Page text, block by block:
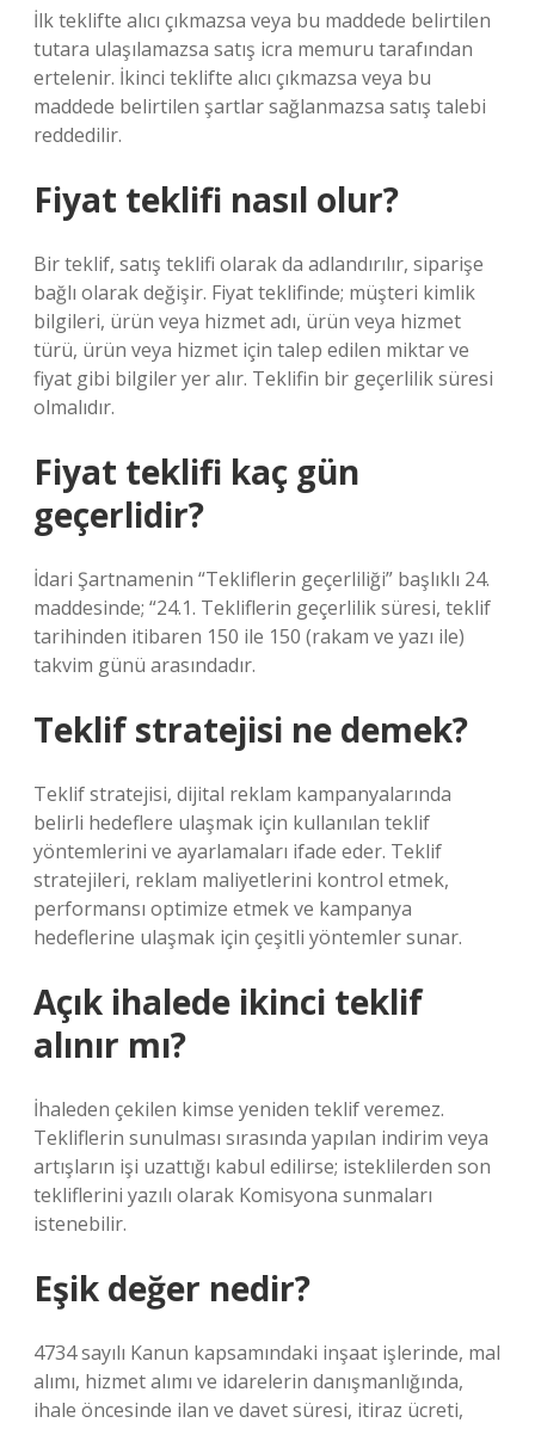
İlk teklifte alıcı çıkmazsa veya bu maddede belirtilen
tutara ulaşılamazsa satış icra memuru tarafından
ertelenir. İkinci teklifte alıcı çıkmazsa veya bu
maddede belirtilen şartlar sağlanmazsa satış talebi
reddedilir.
Fiyat teklifi nasıl olur?
Bir teklif, satış teklifi olarak da adlandırılır, siparişe
bağlı olarak değişir. Fiyat teklifinde; müşteri kimlik
bilgileri, ürün veya hizmet adı, ürün veya hizmet
türü, ürün veya hizmet için talep edilen miktar ve
fiyat gibi bilgiler yer alır. Teklifin bir geçerlilik süresi
olmalıdır.
Fiyat teklifi kaç gün
geçerlidir?
İdari Şartnamenin “Tekliflerin geçerliliği” başlıklı 24.
maddesinde; “24.1. Tekliflerin geçerlilik süresi, teklif
tarihinden itibaren 150 ile 150 (rakam ve yazı ile)
takvim günü arasındadır.
Teklif stratejisi ne demek?
Teklif stratejisi, dijital reklam kampanyalarında
belirli hedeflere ulaşmak için kullanılan teklif
yöntemlerini ve ayarlamaları ifade eder. Teklif
stratejileri, reklam maliyetlerini kontrol etmek,
performansı optimize etmek ve kampanya
hedeflerine ulaşmak için çeşitli yöntemler sunar.
Açık ihalede ikinci teklif
alınır mı?
İhaleden çekilen kimse yeniden teklif veremez.
Tekliflerin sunulması sırasında yapılan indirim veya
artışların işi uzattığı kabul edilirse; isteklilerden son
tekliflerini yazılı olarak Komisyona sunmaları
istenebilir.
Eşik değer nedir?
4734 sayılı Kanun kapsamındaki inşaat işlerinde, mal
alımı, hizmet alımı ve idarelerin danışmanlığında,
ihale öncesinde ilan ve davet süresi, itiraz ücreti,